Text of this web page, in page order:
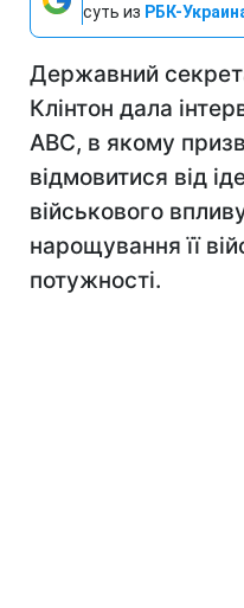
суть из РБК-
Державний
Клінтон дала
АВС, в якому
відмовитися від
військового
нарощування її
потужності.